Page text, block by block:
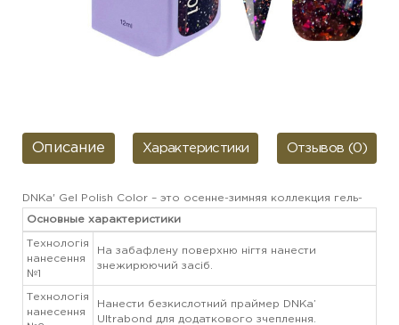
Описание Характеристики Отзывов (0)
DNKa' Gel Polish Color – это осенне-зимняя коллекция гель-
лаков, которые плотно ложатся, прекрасно просыхают,
износостойки, удобны в нанесении, самовыравниваются
по ногтевой пластине, легкорастворимы, не конфликтуют
с другими ТМ. В коллекции представлено 100 оттенков с
уникальным дизайном в бархатных баночках Soft Touch.
Основные характеристики
Технологія
нанесення
№1
На забафлену поверхню нігтя нанести
знежирюючий засіб.
Технологія
нанесення
Нанести безкислотний праймер DNKa’
Ultrabond для додаткового зчеплення.